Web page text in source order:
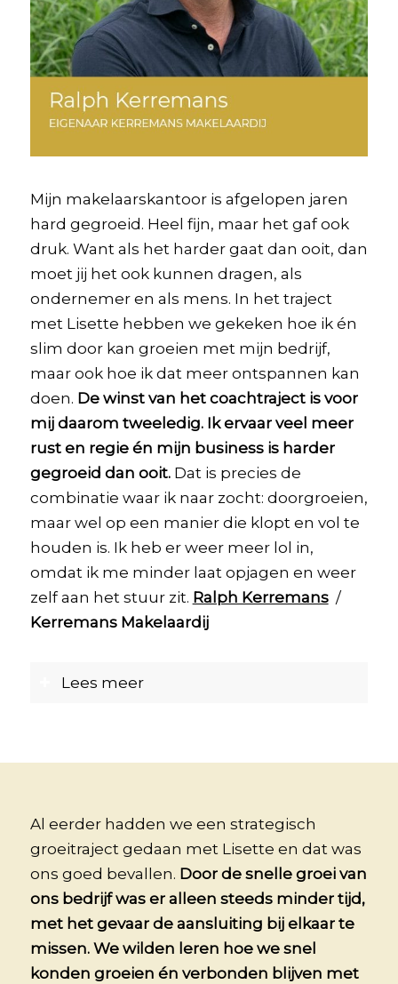
Mijn makelaarskantoor is afgelopen jaren
hard gegroeid. Heel fijn, maar het gaf ook
druk. Want als het harder gaat dan ooit, dan
moet jij het ook kunnen dragen, als
ondernemer en als mens. In het traject
met Lisette hebben we gekeken hoe ik én
slim door kan groeien met mijn bedrijf,
maar ook hoe ik dat meer ontspannen kan
doen. De winst van het coachtraject is voor
mij daarom tweeledig. Ik ervaar veel meer
rust en regie én mijn business is harder
gegroeid dan ooit.Dat is precies de
combinatie waar ik naar zocht: doorgroeien,
maar wel op een manier die klopt en vol te
houden is. Ik heb er weer meer lol in,
omdat ik me minder laat opjagen en weer
zelf aan het stuur zit. Ralph Kerremans/
Kerremans Makelaardij
Lees meer
Al eerder hadden we een strategisch
groeitraject gedaan met Lisette en dat was
ons goed bevallen. Door de snelle groei van
ons bedrijf was er alleen steeds minder tijd,
met het gevaar de aansluiting bij elkaar te
missen. We wilden leren hoe we snel
konden groeien én verbonden blijven met